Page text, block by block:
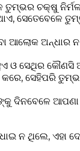
ଚକ୍ଷୁ
ସେତେବେଳେ
ଆଲୋକ ଅନ୍ଧାର ନ
ସେଥିର କୌଣସି
ସେହିପରି
ଦିନବେଳେ
ନ ଥିଲେ, ଏହା